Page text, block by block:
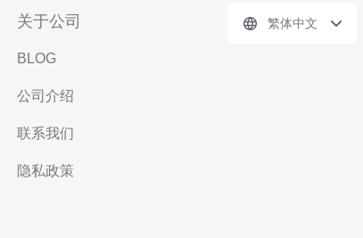
关于公司
BLOG
公司介绍
联系我们
隐私政策
繁体中文